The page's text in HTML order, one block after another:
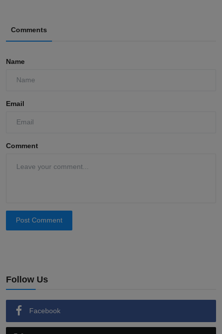
Comments
Name
Email
Comment
Post Comment
Follow Us
Facebook